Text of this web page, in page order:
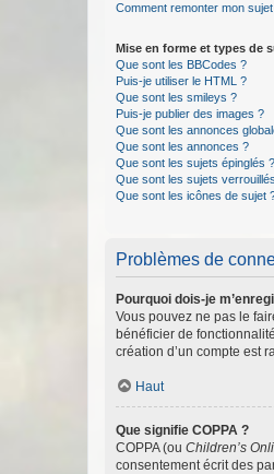
Comment remonter mon
Mise en forme et types de
Que sont les BBCodes ?
Puis-je utiliser le HTML ?
Que sont les smileys ?
Puis-je publier des images ?
Que sont les annonces
Que sont les annonces ?
Que sont les sujets épinglés ?
Que sont les sujets
Que sont les icônes de sujet
Problèmes de
Pourquoi dois-je
Vous pouvez ne pas le
bénéficier de
création d’un compte est
Haut
Que signifie COPPA ?
COPPA (ou Children’s
consentement écrit des